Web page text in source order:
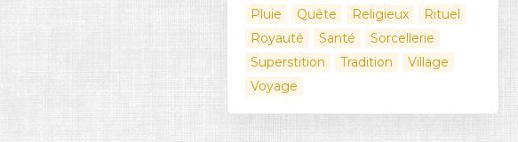
Pluie
Quête Religieux
Rituel
Royauté
Santé
Sorcellerie
Superstition
Tradition
Village
Voyage